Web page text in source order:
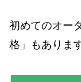
初めてのオー
格」もありま